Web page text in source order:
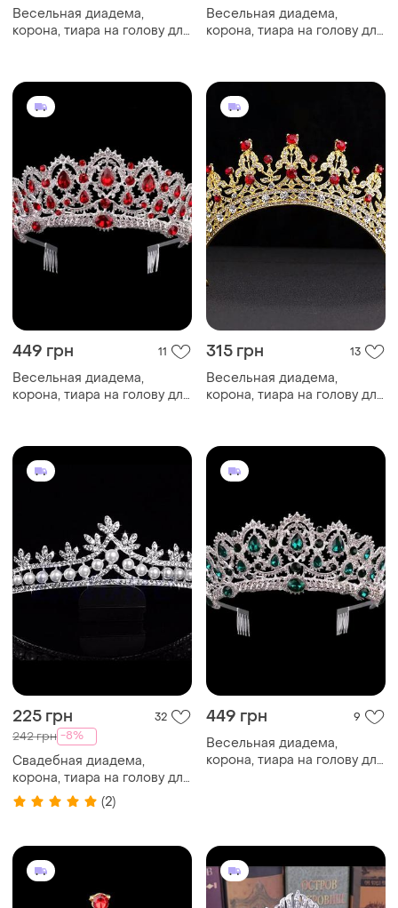
Весельная диадема,
корона, тиара на голову для
Весельная диадема,
корона, тиара на голову для
449 грн 11
Весельная диадема,
корона, тиара на голову для
315 грн 13
Весельная диадема,
корона, тиара на голову для
225 грн 32
242 грн -8%
Свадебная диадема,
корона, тиара на голову для
невесты с жемчугом
посеребрение
(2)
449 грн 9
Весельная диадема,
корона, тиара на голову для